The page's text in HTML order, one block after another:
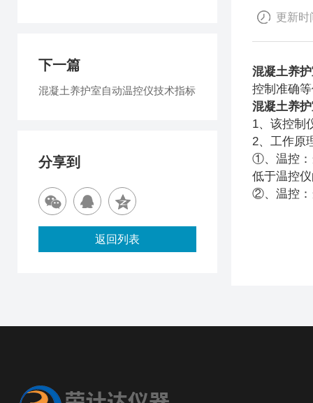
更新时
混凝土养
控制准确
混凝土养
1、该控制
2、工作原
①、温控：
低于温控
②、温控：
下一篇
混凝土养护室自动温控仪技术指标
分享到
返回列表